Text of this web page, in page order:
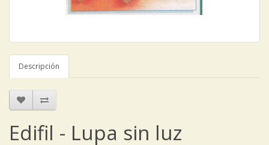
Descripción
Edifil - Lupa sin luz